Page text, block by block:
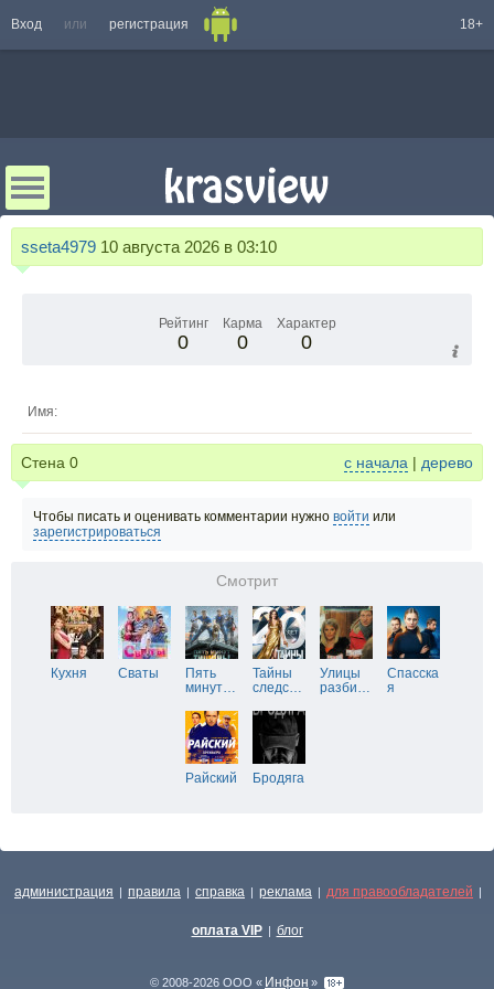
Вход или регистрация 18+
sseta4979 10 августа 2026 в 03:10
Рейтинг
0
Карма
0
Характер
0
Имя:
Стена 0 с начала | дерево
Чтобы писать и оценивать комментарии нужно войти или
зарегистрироваться
Смотрит
Кухня Сваты
Пять
минут…
Тайны
следс…
Улицы
разби…
Спасска
я
Райский Бродяга
администрация | правила | справка | реклама | для правообладателей |
оплата VIP | блог
© 2008-2026 ООО « Инфон »